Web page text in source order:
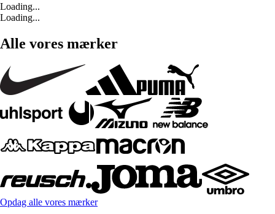
Loading...
Loading...
Alle vores mærker
Opdag alle vores mærker